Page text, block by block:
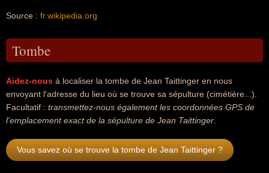
Source : fr.wikipedia.org
Tombe
Aidez-nous à localiser la tombe de Jean Taittinger en nous
envoyant l'adresse du lieu où se trouve sa sépulture (cimétière...).
Facultatif : transmettez-nous également les coordonnées GPS de
l'emplacement exact de la sépulture de Jean Taittinger
Vous savez où se trouve la tombe de Jean Taittinger ?